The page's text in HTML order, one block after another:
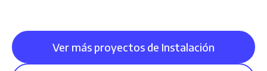
Ver más proyectos de Instalación